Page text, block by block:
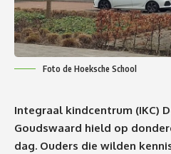
Foto de Hoeksche School
Integraal kindcentrum (IKC)
Goudswaard hield op
dag. Ouders die wilden